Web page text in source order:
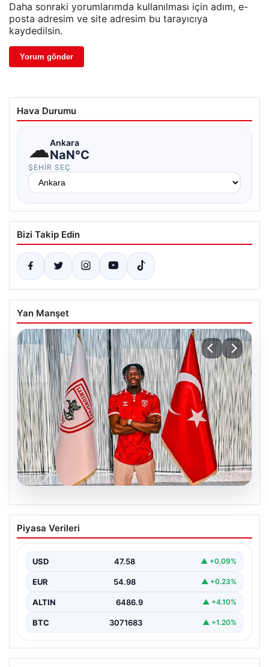
Daha sonraki yorumlarımda kullanılması için adım, e-
posta adresim ve site adresim bu tarayıcıya
kaydedilsin.
Hava Durumu
☁Ankara
NaN°C
ŞEHIR SEÇ
Bizi Takip Edin
Yan Manşet
Samsunspor, Antoine Sekongo’yu 5
Yıllık Anlaşma ile Kadrosuna Ekledi
devam ederek Fransa’nın önemli kulüplerinden USL
Dunkerque forması giyen…
Piyasa Verileri
USD 47.58 ▲ +0.09%
EUR 54.98 ▲ +0.23%
ALTIN 6486.9 ▲ +4.10%
BTC 3071683 ▲ +1.20%